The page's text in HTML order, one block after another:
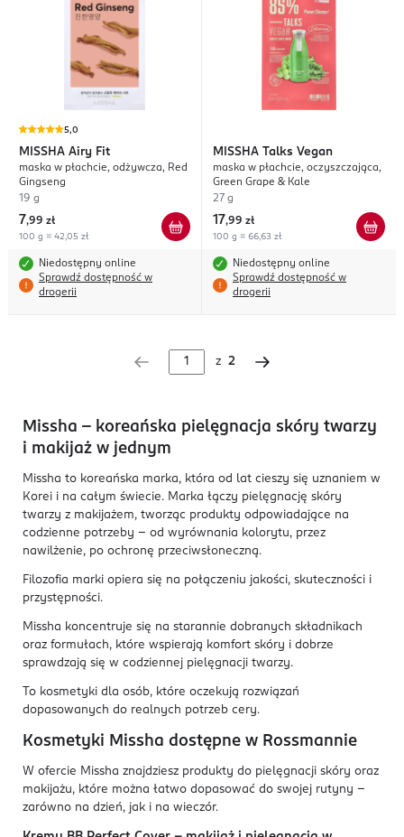
5,0
MISSHA Airy Fit
maska w płachcie, odżywcza, Red
Gingseng
19 g
7,99 zł
100 g = 42,05 zł
Niedostępny online
Sprawdź dostępność w
drogerii
MISSHA Talks Vegan
maska w płachcie, oczyszczająca,
Green Grape & Kale
27 g
17,99 zł
100 g = 66,63 zł
Niedostępny online
Sprawdź dostępność w
drogerii
z 2
Missha – koreańska pielęgnacja skóry twarzy
i makijaż w jednym
Missha to koreańska marka, która od lat cieszy się uznaniem w
Korei i na całym świecie. Marka łączy pielęgnację skóry
twarzy z makijażem, tworząc produkty odpowiadające na
codzienne potrzeby – od wyrównania kolorytu, przez
nawilżenie, po ochronę przeciwsłoneczną.
Filozofia marki opiera się na połączeniu jakości, skuteczności i
przystępności.
Missha koncentruje się na starannie dobranych składnikach
oraz formułach, które wspierają komfort skóry i dobrze
sprawdzają się w codziennej pielęgnacji twarzy.
To kosmetyki dla osób, które oczekują rozwiązań
dopasowanych do realnych potrzeb cery.
Kosmetyki Missha dostępne w Rossmannie
W ofercie Missha znajdziesz produkty do pielęgnacji skóry oraz
makijażu, które można łatwo dopasować do swojej rutyny –
zarówno na dzień, jak i na wieczór.